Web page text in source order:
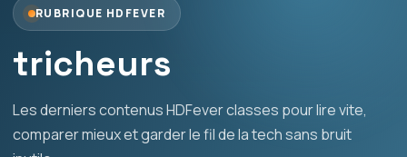
RUBRIQUE HDFEVER
tricheurs
Les derniers contenus HDFever classes pour lire vite,
comparer mieux et garder le fil de la tech sans bruit